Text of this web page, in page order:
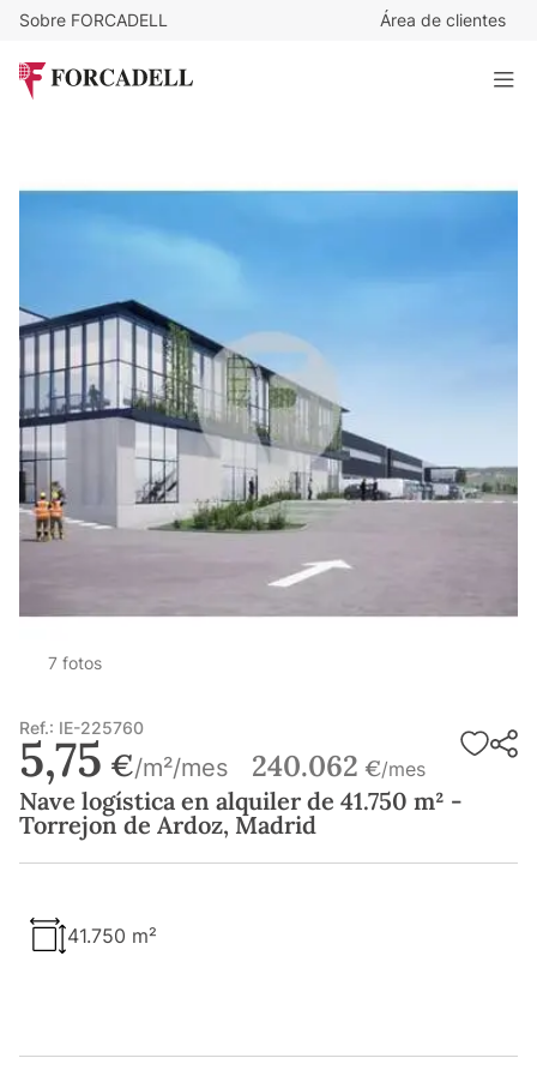
Sobre FORCADELL Área de clientes
Nave logística en alquiler de 41.750 m² - Torrejon de
Ardoz, Madrid
7 fotos
Ref.: IE-225760
5,75 €/m²/mes 240.062 €/mes
Nave logística en alquiler de 41.750 m² -
Torrejon de Ardoz, Madrid
41.750 m²